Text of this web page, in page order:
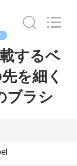
するベ
を細く
ブラシ